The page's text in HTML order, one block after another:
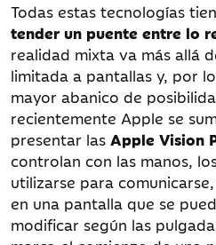
Todas estas tecnologías
tender un puente entre lo
realidad mixta va más allá
limitada a pantallas y, por
mayor abanico de
recientemente Apple se
presentar las Apple Vision
controlan con las manos,
utilizarse para
en una pantalla que se
modificar según las